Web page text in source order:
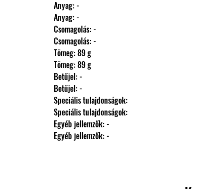
                Anyag: -
                Anyag: -
                Csomagolás: -
                Csomagolás: -
                Tömeg: 89 g
                Tömeg: 89 g
                Betűjel: -
                Betűjel: -
                Speciális tulajdonságok:
                Speciális tulajdonságok:
                Egyéb jellemzők: -
                Egyéb jellemzők: -